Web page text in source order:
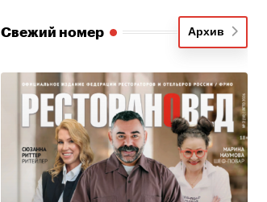
Свежий номер Архив